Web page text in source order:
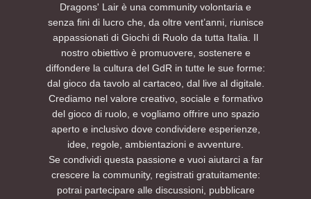
Dragons' Lair è una community volontaria e
senza fini di lucro che, da oltre vent’anni, riunisce
appassionati di Giochi di Ruolo da tutta Italia. Il
nostro obiettivo è promuovere, sostenere e
diffondere la cultura del GdR in tutte le sue forme:
dal gioco da tavolo al cartaceo, dal live al digitale.
Crediamo nel valore creativo, sociale e formativo
del gioco di ruolo, e vogliamo offrire uno spazio
aperto e inclusivo dove condividere esperienze,
idee, regole, ambientazioni e avventure.
Se condividi questa passione e vuoi aiutarci a far
crescere la community, registrati gratuitamente:
potrai partecipare alle discussioni, pubblicare